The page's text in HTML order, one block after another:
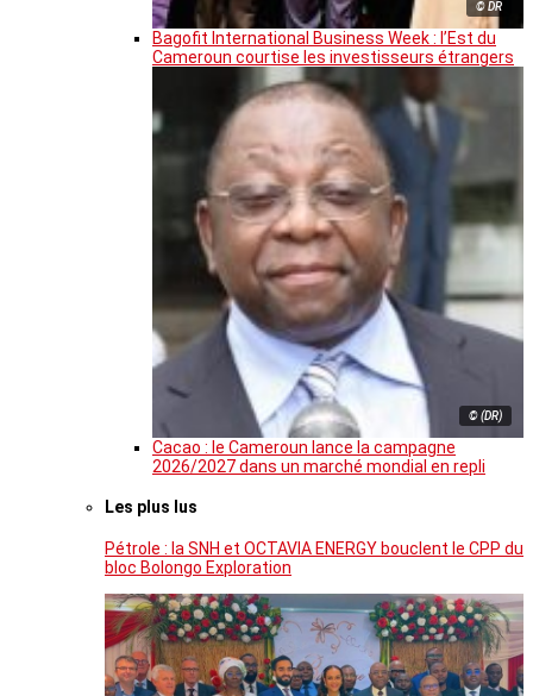
© DR
Bagofit International Business Week : l’Est du
Cameroun courtise les investisseurs étrangers
© (DR)
Cacao : le Cameroun lance la campagne
2026/2027 dans un marché mondial en repli
Les plus lus
Pétrole : la SNH et OCTAVIA ENERGY bouclent le CPP du
bloc Bolongo Exploration